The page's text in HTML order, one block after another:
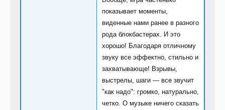
показывает моменты,
виденные нами ранее в разного
рода блокбастерах. И это
хорошо! Благодаря отличному
звуку все эффектно, стильно и
захватывающе! Взрывы,
выстрелы, шаги — все звучит
"как надо": громко, натурально,
четко. О музыке ничего сказать